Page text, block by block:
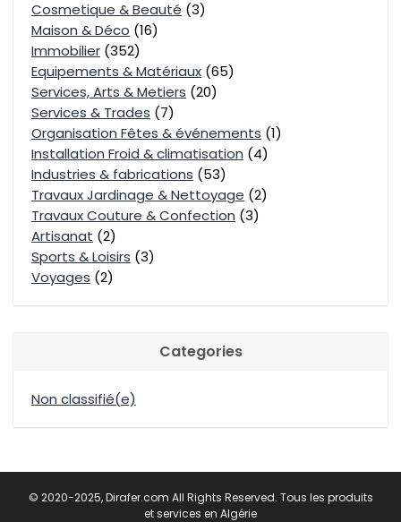
Cosmetique & Beauté (3)
Maison & Déco (16)
Immobilier (352)
Equipements & Matériaux (65)
Services, Arts & Metiers (20)
Services & Trades (7)
Organisation Fêtes & événements (1)
Installation Froid & climatisation (4)
Industries & fabrications (53)
Travaux Jardinage & Nettoyage (2)
Travaux Couture & Confection (3)
Artisanat (2)
Sports & Loisirs (3)
Voyages (2)
Categories
Non classifié(e)
© 2020-2025, Dirafer.com All Rights Reserved. Tous les produits
et services en Algérie